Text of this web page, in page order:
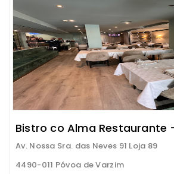
Bistro co Alma Restaurante
Av. Nossa Sra. das Neves 91 Loja 89
4490-011 Póvoa de Varzim